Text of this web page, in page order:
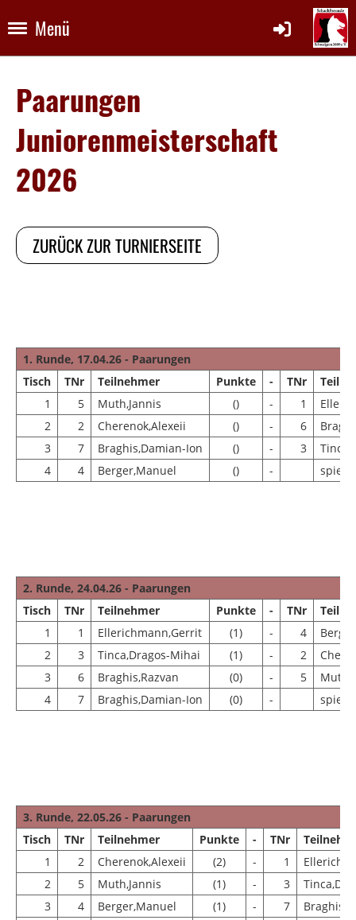
Menü
Paarungen
Juniorenmeisterschaft
2026
ZURÜCK ZUR TURNIERSEITE
1. Runde, 17.04.26 - Paarungen
Tisch
TNr Teilnehmer Punkte - TNr
1
5 Muth,Jannis () - 1
2
2 Cherenok,Alexeii () - 6
3
7 Braghis,Damian-Ion () - 3
4
4 Berger,Manuel () -
2. Runde, 24.04.26 - Paarungen
Tisch
TNr Teilnehmer Punkte - TNr
1
1 Ellerichmann,Gerrit (1) - 4
2
3 Tinca,Dragos-Mihai (1) - 2
3
6 Braghis,Razvan (0) - 5
4
7 Braghis,Damian-Ion (0) -
3. Runde, 22.05.26 - Paarungen
Tisch
TNr Teilnehmer Punkte - TNr
1
2 Cherenok,Alexeii (2) - 1
2
5 Muth,Jannis (1) - 3
3
4 Berger,Manuel (1) - 7